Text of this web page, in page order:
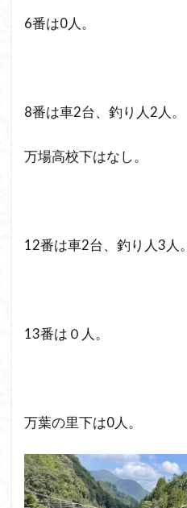
6番は0人。
8番は車2台、釣り人2人。
万場高校下はなし。
12番は車2台、釣り人3人。
13番は０人。
万葉の里下は0人。